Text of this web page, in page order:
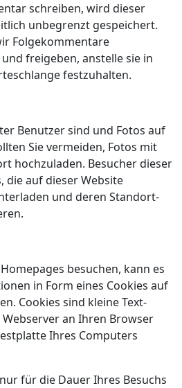
schreiben, wird dieser
unbegrenzt gespeichert.
Folgekommentare
freigeben, anstelle sie in
festzuhalten.
Benutzer sind und Fotos auf
Sie vermeiden, Fotos mit
hochzuladen. Besucher dieser
die auf dieser Website
und deren Standort-
besuchen, kann es
in Form eines Cookies auf
Cookies sind kleine Text-
an Ihren Browser
Ihres Computers
für die Dauer Ihres Besuchs